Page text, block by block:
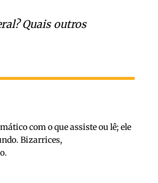
Quais outros
com o que assiste ou lê; ele
Bizarrices,